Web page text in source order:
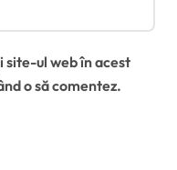
site-ul web în acest
o să comentez.